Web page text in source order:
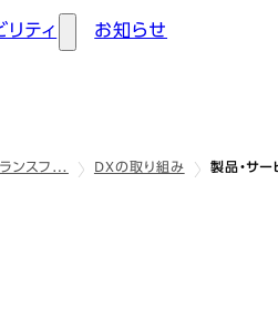
ティ お知らせ
ンスフ… DXの取り組み 製品・サ